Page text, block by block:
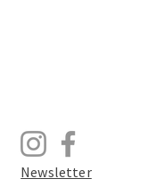
Newsletter